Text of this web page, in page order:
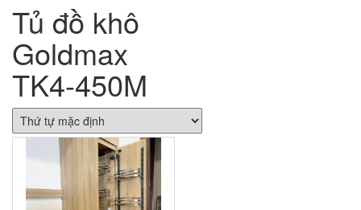
Tủ đồ khô
Goldmax
TK4-450M